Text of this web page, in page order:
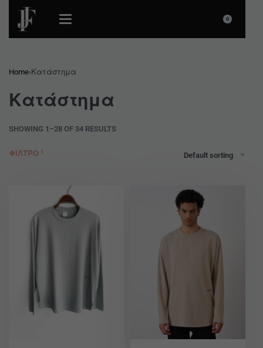
0
Home› Κατάστημα
Κατάστημα
SHOWING 1–28 OF 34 RESULTS
Default sorting
ΦΙΛΤΡΟ